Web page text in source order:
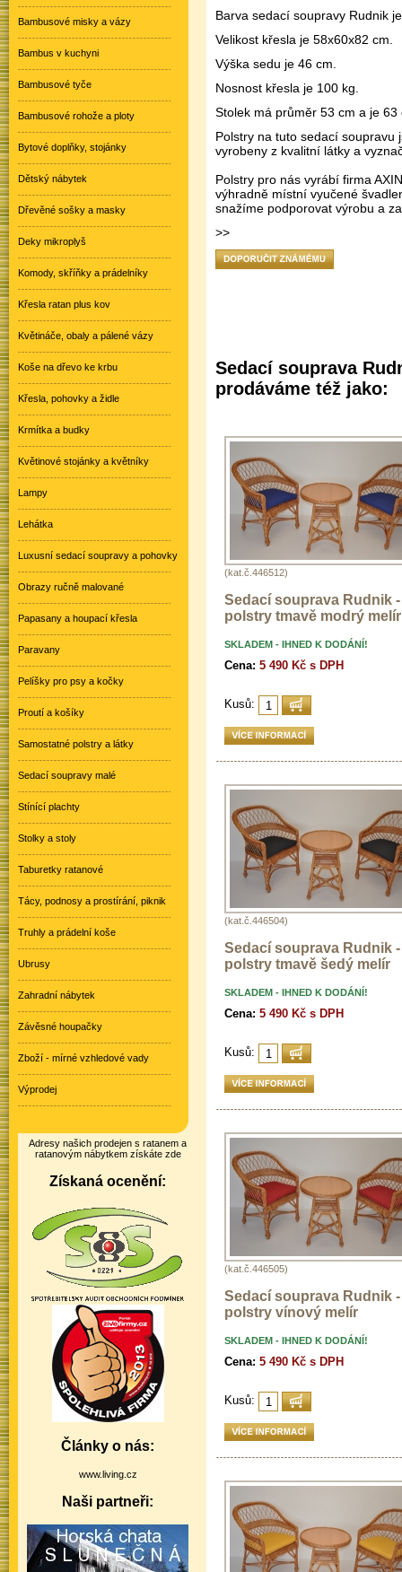
Barva sedací soupravy Rudnik
Velikost křesla je 58x60x82 cm.
Výška sedu je 46 cm.
Nosnost křesla je 100 kg.
Stolek má průměr 53 cm a je 63
Polstry na tuto sedací soupravu
vyrobeny z kvalitní látky a
Polstry pro nás vyrábí firma
výhradně místní vyučené
snažíme podporovat výrobu a
>>
Sedací souprava
prodáváme též jako:
(kat.č.446512)
Sedací souprava Rudnik -
polstry tmavě modrý melír
SKLADEM - IHNED K DODÁNÍ!
Cena: 5 490 Kč s DPH
Kusů:
(kat.č.446504)
Sedací souprava Rudnik -
polstry tmavě šedý melír
SKLADEM - IHNED K DODÁNÍ!
Cena: 5 490 Kč s DPH
Kusů:
(kat.č.446505)
Sedací souprava Rudnik -
polstry vínový melír
SKLADEM - IHNED K DODÁNÍ!
Cena: 5 490 Kč s DPH
Kusů:
Bambusové misky a vázy
Bambus v kuchyni
Bambusové tyče
Bambusové rohože a ploty
Bytové doplňky, stojánky
Dětský nábytek
Dřevěné sošky a masky
Deky mikroplyš
Komody, skříňky a prádelníky
Křesla ratan plus kov
Květináče, obaly a pálené vázy
Koše na dřevo ke krbu
Křesla, pohovky a židle
Krmítka a budky
Květinové stojánky a květníky
Lampy
Lehátka
Luxusní sedací soupravy a pohovky
Obrazy ručně malované
Papasany a houpací křesla
Paravany
Pelíšky pro psy a kočky
Proutí a košíky
Samostatné polstry a látky
Sedací soupravy malé
Stínící plachty
Stolky a stoly
Taburetky ratanové
Tácy, podnosy a prostírání, piknik
Truhly a prádelní koše
Ubrusy
Zahradní nábytek
Závěsné houpačky
Zboží - mírné vzhledové vady
Výprodej
Adresy našich prodejen s ratanem a
ratanovým nábytkem získáte zde
Získaná ocenění:
Články o nás:
www.living.cz
Naši partneři: